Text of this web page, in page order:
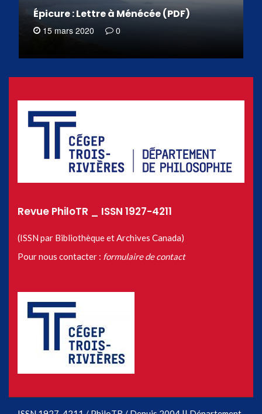
Épicure : Lettre à Ménécée (PDF)
15 mars 2020 0
Revue PhiloTR _ ISSN 1927-4211
(ISSN par Bibliothèque et Archives Canada)
Pour nous contacter : formulaire de contact